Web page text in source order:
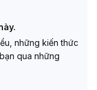
những kiến thức
qua những